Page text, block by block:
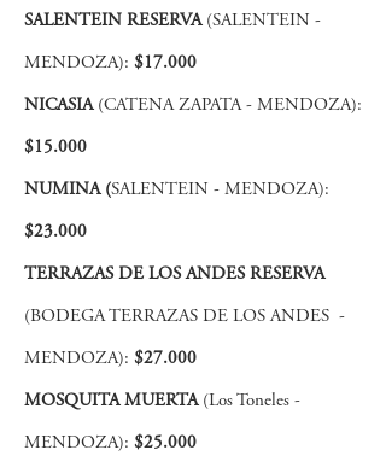
SALENTEIN RESERVA (SALENTEIN -
MENDOZA): $17.000
NICASIA (CATENA ZAPATA - MENDOZA):
$15.000
NUMINA (SALENTEIN - MENDOZA):
$23.000
TERRAZAS DE LOS ANDES RESERVA
(BODEGA TERRAZAS DE LOS ANDES -
MENDOZA): $27.000
MOSQUITA MUERTA (Los Toneles -
MENDOZA): $25.000